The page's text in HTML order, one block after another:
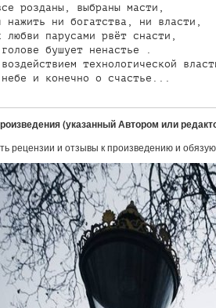
розданы, выбраны масти,
нажить ни богатства, ни власти,
любви парусами рвёт снасти,
бушует ненастье .
технологической
и конечно о счастье...
(указанный Автором или
рецензии и отзывы к произведению и